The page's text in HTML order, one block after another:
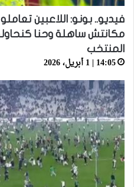
فيديو.. بونو: اللاعبين
مكانتش ساهلة وحنا
المنتخب
14:05 | 1 أبريل، 2026